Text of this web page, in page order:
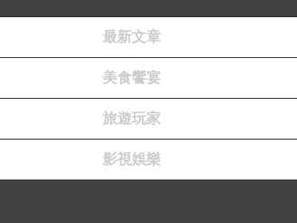
害的。
最新文章
美食饗宴
旅遊玩家
影視娛樂